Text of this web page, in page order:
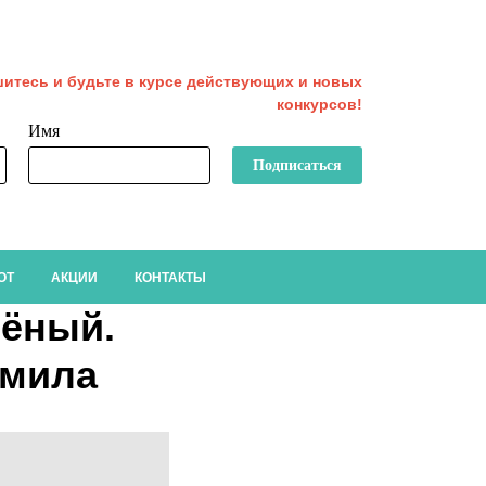
Имя
Подписаться
и будьте в курсе действующих и новых
конкурсов!
АКЦИИ КОНТАКТЫ